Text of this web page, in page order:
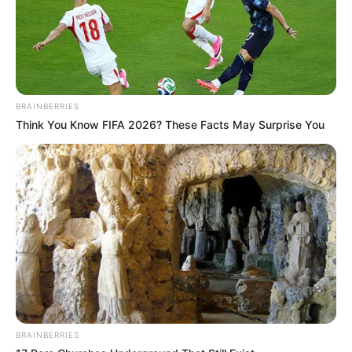
(foto: instagram/gsa_ins)
Daftar isi
Sosial Media Resmi
Situs Resmi: –
Facebook:GsA.face
Twitter:GsA_twit
Instagram:GsA_ins
TikTok: –
Youtube:GsA
Fancafe:GsA
V-LIVE:소녀주의보(GsA)
BRAINBERRIES
Think You Know FIFA 2026? These Facts May Surprise You
BRAINBERRIES